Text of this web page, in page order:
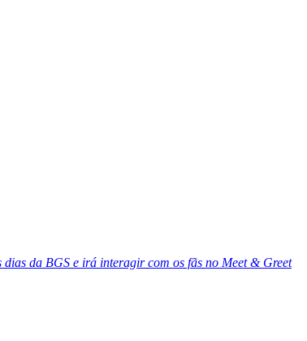
da BGS e irá interagir com os fãs no Meet & Greet